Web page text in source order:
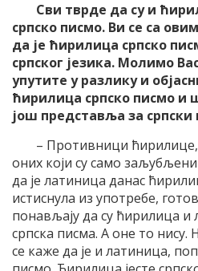
Сви тврде да су и
српско писмо. Ви се са
да је ћирилица српско
српског језика. Молимо
упутите у разлику и
ћирилица српско писмо и
још представља за српски
– Противници
оних који су само
да је латиница данас
истиснула из употребе,
понављају да су ћирилица и
српска писма. А оне то нису.
се каже да је и латиница,